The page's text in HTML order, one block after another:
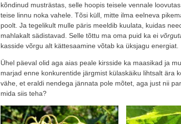
kõndinud musträstas, selle hoopis teisele vennale
teise linnu noka vahele. Tõsi küll, mitte ilma eelneva
poolt. Ja tegelikult mulle päris meeldib kuulata, kuidas
mahlakalt sädistavad. Selle tõttu ma oma puid ka ei
kasside võrgu alt kättesaamine võtab ka üksjagu energiat.
Ühel päeval olid aga aias peale kirsside ka maasikad ja
marjad enne konkurentide järgmist külaskäiku lihtsalt ära
vähe, et eraldi nendega jännata pole mõtet, aga just nii
mida siis teha?